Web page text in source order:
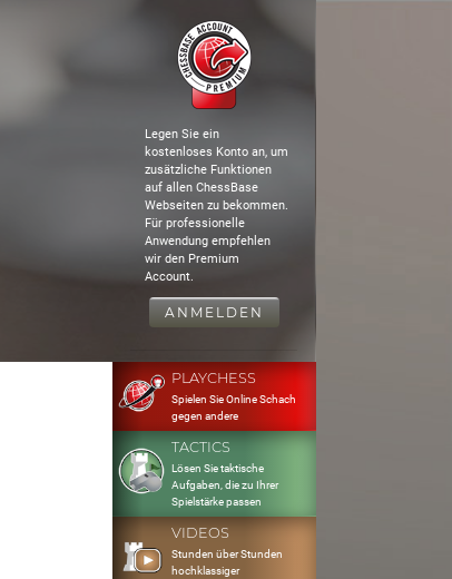
Legen Sie ein
kostenloses Konto an, um
zusätzliche Funktionen
auf allen ChessBase
Webseiten zu bekommen.
Für professionelle
Anwendung empfehlen
wir den Premium
Account.
ANMELDEN
PLAYCHESS
Spielen Sie Online Schach
gegen andere
TACTICS
Lösen Sie taktische
Aufgaben, die zu Ihrer
Spielstärke passen
VIDEOS
Stunden über Stunden
hochklassiger